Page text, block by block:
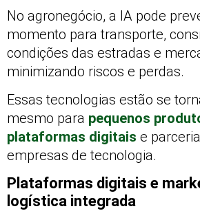
No agronegócio, a IA pode
momento para transporte,
condições das estradas e
minimizando riscos e perdas.
Essas tecnologias estão se
mesmo para pequenos
plataformas digitais e
empresas de tecnologia.
Plataformas digitais e
logística integrada